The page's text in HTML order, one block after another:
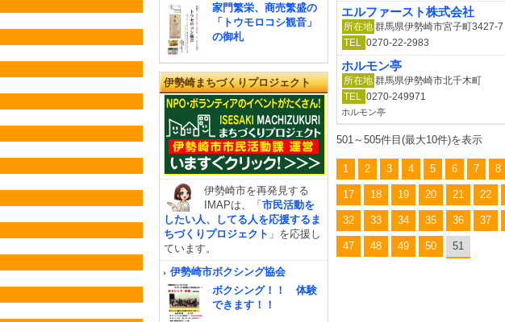
エルファースト株式会社
所在地 群馬県伊勢崎市宮子町3427-7
TEL 0270-22-2983
ホルモン亭
所在地 群馬県伊勢崎市北千木町
TEL 0270-249971
ホルモン亭
501～505件目(最大10件)を表示
1 2 3 4 5 6 7 8
17 18 19 20 21 22
32 33 34 35 36 37
47 48 49 50 51
家門繁栄、商売繁盛の
「トウモロコシ観音」
の御札
伊勢崎まちづくりプロジェクト
伊勢崎市を再発見する
IMAPは、「市民活動を
したい人、してる人を応援するま
ちづくりプロジェクト 」を応援し
ています。
伊勢崎市ボクシング協会
ボクシング！！ 体験
できます！！